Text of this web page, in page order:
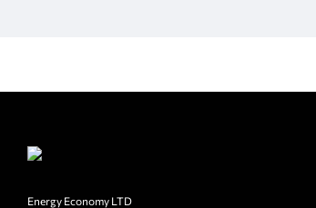
Energy Economy LTD